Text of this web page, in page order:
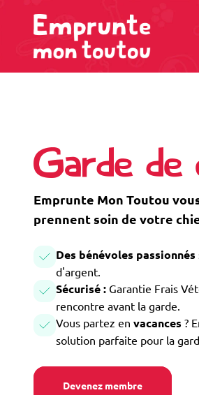
Garde de
Emprunte Mon Toutou
prennent soin de votre
Des bénévoles passionnés
d'argent.
Sécurisé : Garantie Frais
rencontre avant la garde.
Vous partez en vacances ?
solution parfaite pour la
Devenez membre